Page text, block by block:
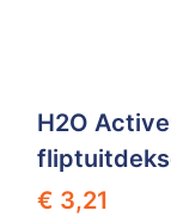
H2O
€ 3,21